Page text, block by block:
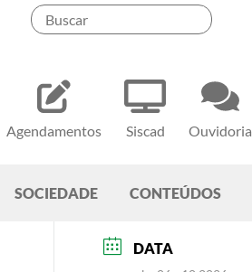
Agendamentos Siscad Ouvidoria
SOCIEDADE CONTEÚDOS
DATA